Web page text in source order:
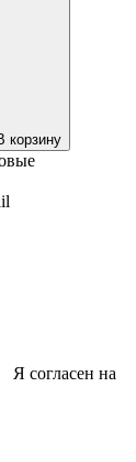
корзину
Я согласен на